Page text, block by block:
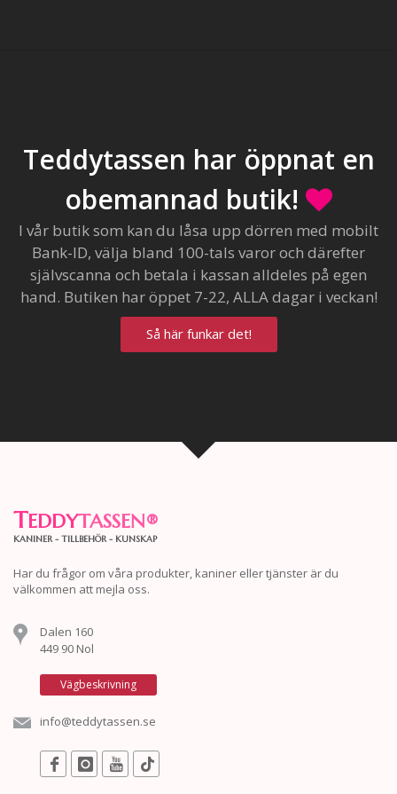
Teddytassen har öppnat en
obemannad butik!
I vår butik som kan du låsa upp dörren med mobilt
Bank-ID, välja bland 100-tals varor och därefter
självscanna och betala i kassan alldeles på egen
hand. Butiken har öppet 7-22, ALLA dagar i veckan!
Så här funkar det!
TEDDYTASSEN®
KANINER - TILLBEHÖR - KUNSKAP
Har du frågor om våra produkter, kaniner eller tjänster är du
välkommen att mejla oss.
Dalen 160
449 90 Nol
Vägbeskrivning
info@teddytassen.se